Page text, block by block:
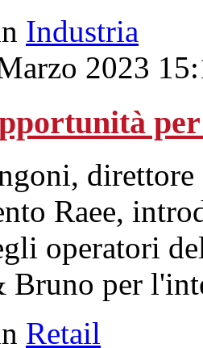
Industria
2023
direttore
Raee,
operatori
Bruno per
Retail